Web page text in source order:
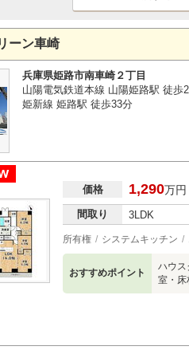
ーン車崎
兵庫県姫路市南車崎２丁目
山陽電気鉄道本線 山陽姫路駅 徒歩
姫新線 姫路駅 徒歩33分
価格 1,290万円
間取り 3LDK
所有権 システムキッチン
おすすめポイント
ハウス
室・床